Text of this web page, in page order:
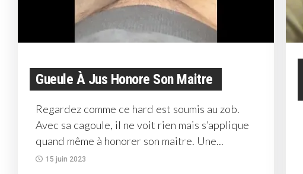
Gueule À Jus Honore Son Maitre
Regardez comme ce hard est soumis au zob.
Avec sa cagoule, il ne voit rien mais s’applique
quand même à honorer son maitre. Une...
15 juin 2023